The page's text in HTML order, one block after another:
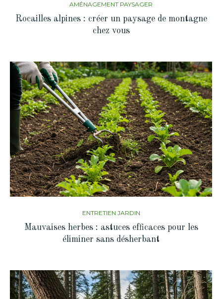
AMÉNAGEMENT PAYSAGER
Rocailles alpines : créer un paysage de montagne
chez vous
ENTRETIEN JARDIN
Mauvaises herbes : astuces efficaces pour les
éliminer sans désherbant